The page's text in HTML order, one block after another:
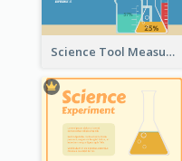
Science Tool Measurement